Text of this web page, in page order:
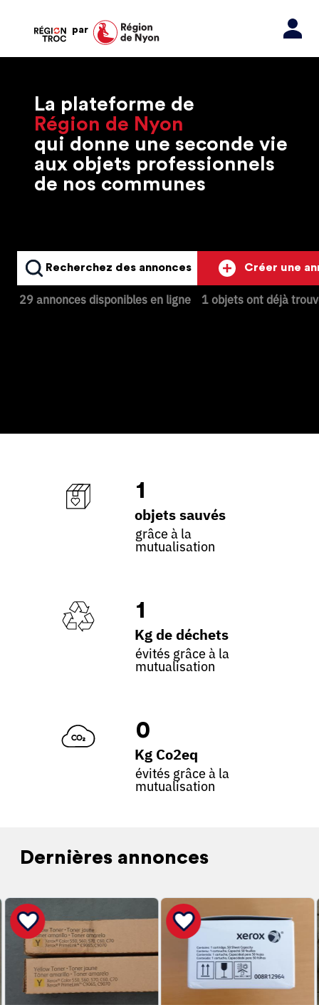
par
La plateforme de
Région de Nyon
qui donne une seconde vie
aux objets professionnels
de nos communes
Recherchez des annonces
29 annonces disponibles en ligne
Créer une
1 objets ont déjà
1
objets sauvés
grâce à la
mutualisation
1
Kg de déchets
évités grâce à la
mutualisation
0
Kg Co2eq
évités grâce à la
mutualisation
Dernières annonces